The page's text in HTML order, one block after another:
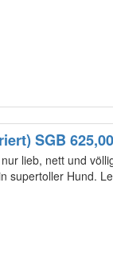
SGB
lieb, nett und
supertoller Hund.